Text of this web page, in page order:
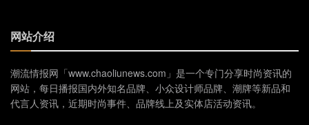
网站介绍
潮流情报网「www.chaoliunews.com」是一个专门分享时尚资讯的
网站，每日播报国内外知名品牌、小众设计师品牌、潮牌等新品和
代言人资讯，近期时尚事件、品牌线上及实体店活动资讯。